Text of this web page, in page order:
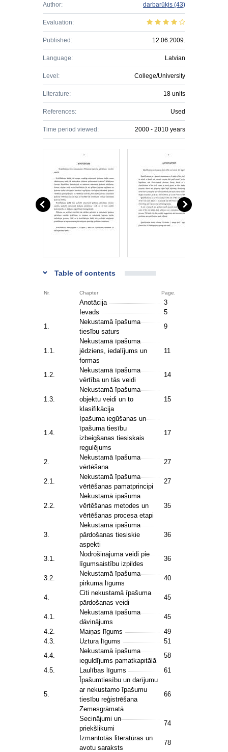
Author: darbarūķis (43)
Evaluation:
Published: 12.06.2009.
Language: Latvian
Level: College/University
Literature: 18 units
References: Used
Time period viewed: 2000 - 2010 years
Table of contents
Nr. Chapter Page.
Anotācija
3
Ievads
5
1.
Nekustamā īpašuma
tiesību saturs
9
1.1.
Nekustamā īpašuma
jēdziens, iedalījums un
formas
11
1.2.
Nekustamā īpašuma
vērtība un tās veidi
14
1.3.
Nekustamā īpašuma
objektu veidi un to
klasifikācija
15
1.4.
Īpašuma iegūšanas un
īpašuma tiesību
izbeigšanas tiesiskais
regulējums
17
2.
Nekustamā īpašuma
vērtēšana
27
2.1.
Nekustamā īpašuma
vērtēšanas pamatprincipi
27
2.2.
Nekustamā īpašuma
vērtēšanas metodes un
vērtēšanas procesa etapi
35
3.
Nekustamā īpašuma
pārdošanas tiesiskie
aspekti
36
3.1.
Nodrošinājuma veidi pie
līgumsaistību izpildes
36
3.2.
Nekustamā īpašuma
pirkuma līgums
40
4.
Citi nekustamā īpašuma
pārdošanas veidi
45
4.1.
Nekustamā īpašuma
dāvinājums
45
4.2.
Maiņas līgums
49
4.3.
Uztura līgums
51
4.4.
Nekustamā īpašuma
ieguldījums pamatkapitālā
58
4.5.
Laulības līgums 61
5.
Īpašumtiesību un darījumu
ar nekustamo īpašumu
tiesību reģistrēšana
Zemesgrāmatā
66
Secinājumi un
priekšlikumi
74
Izmantotās literatūras un
avotu saraksts
78